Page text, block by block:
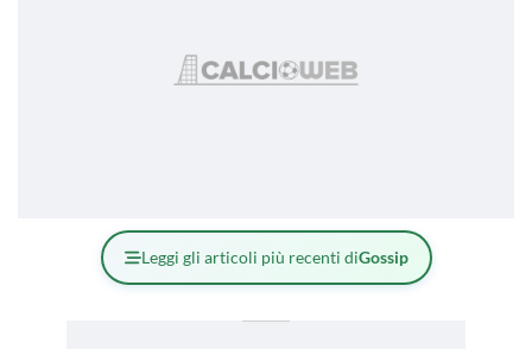
Leggi gli articoli più recenti diGossip